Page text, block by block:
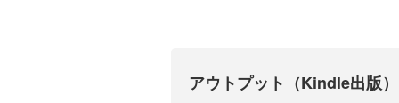
アウトプット（Kindle出版